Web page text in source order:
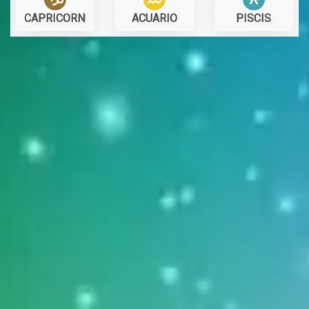
CAPRICORNIO ACUARIO PISCIS